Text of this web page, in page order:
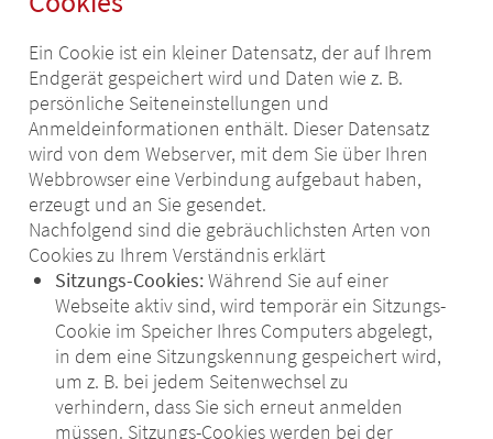
Ein Cookie ist ein kleiner Datensatz, der auf Ihrem
Endgerät gespeichert wird und Daten wie z. B.
persönliche Seiteneinstellungen und
Anmeldeinformationen enthält. Dieser Datensatz
wird von dem Webserver, mit dem Sie über Ihren
Webbrowser eine Verbindung aufgebaut haben,
erzeugt und an Sie gesendet.
Nachfolgend sind die gebräuchlichsten Arten von
Cookies zu Ihrem Verständnis erklärt
Sitzungs-Cookies:Während Sie auf einer
Webseite aktiv sind, wird temporär ein Sitzungs-
Cookie im Speicher Ihres Computers abgelegt,
in dem eine Sitzungskennung gespeichert wird,
um z. B. bei jedem Seitenwechsel zu
verhindern, dass Sie sich erneut anmelden
müssen. Sitzungs-Cookies werden bei der